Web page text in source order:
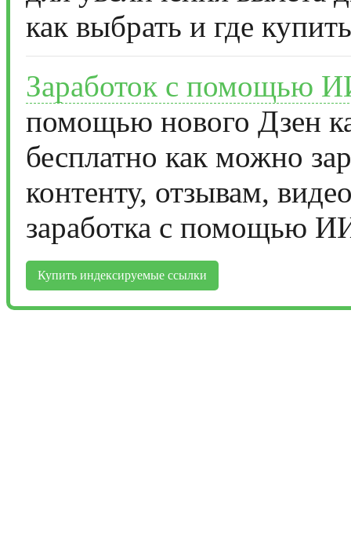
как выбрать и где
Заработок с помощью
помощью нового Дзен
бесплатно как можно
контенту, отзывам,
заработка с помощью
Купить индексируемые ссылки